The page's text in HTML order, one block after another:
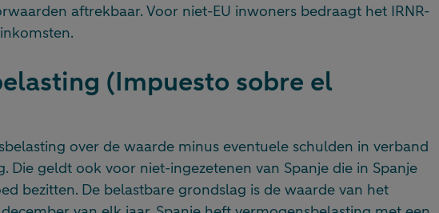
aftrekbaar. Voor niet-EU inwoners bedraagt het IRNR-
(Impuesto sobre el
over de waarde minus eventuele schulden in verband
Die geldt ook voor niet-ingezetenen van Spanje die in Spanje
bezitten. De belastbare grondslag is de waarde van het